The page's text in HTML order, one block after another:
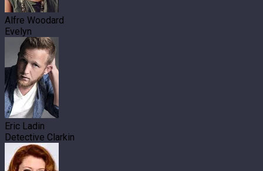
Alfre Woodard
Evelyn
Eric Ladin
Detective Clarkin